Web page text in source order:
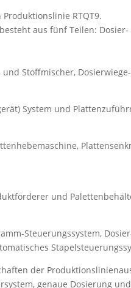
RTQT9.
aus fünf Teilen:
Stoffmischer,
System und
und
Steuerungssystem,
der
genaue Dosierung